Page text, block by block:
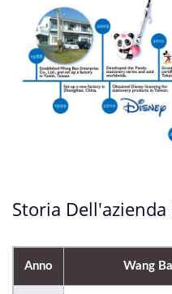
Storia Dell'azienda
Anno Wang